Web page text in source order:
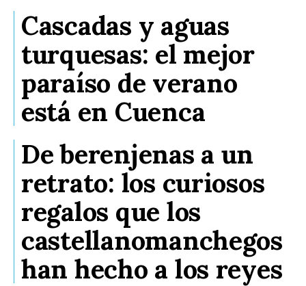
Cascadas y aguas
turquesas: el mejor
paraíso de verano
está en Cuenca
De berenjenas a un
retrato: los curiosos
regalos que los
castellanomanchegos
han hecho a los reyes